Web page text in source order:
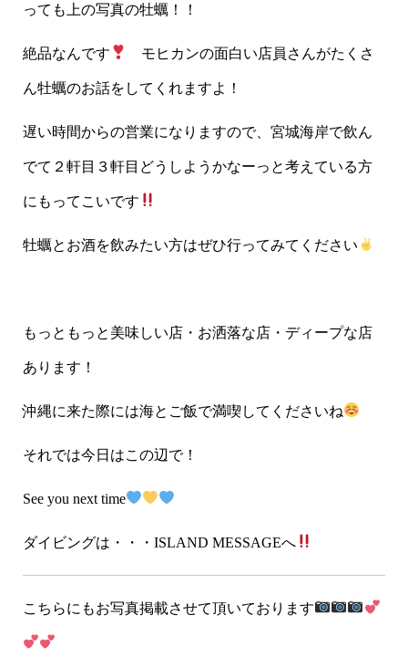
っても上の写真の牡蠣！！
絶品なんです モヒカンの面白い店員さんがたくさ
ん牡蠣のお話をしてくれますよ！
遅い時間からの営業になりますので、宮城海岸で飲ん
でて２軒目３軒目どうしようかなーっと考えている方
にもってこいです
牡蠣とお酒を飲みたい方はぜひ行ってみてください
もっともっと美味しい店・お洒落な店・ディープな店
あります！
沖縄に来た際には海とご飯で満喫してくださいね
それでは今日はこの辺で！
See you next time
ダイビングは・・・ISLAND MESSAGEへ
こちらにもお写真掲載させて頂いております